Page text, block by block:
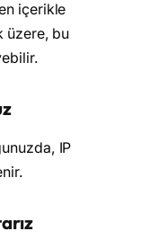
içerikle
üzere, bu
IP